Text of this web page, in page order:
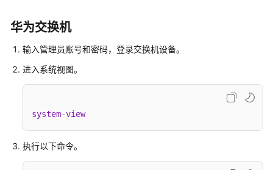
什
么
是
为
云
服
务
华为交换机
输入管理员账号和密码，登录交换机设备。
进入系统视图。
system-view
执行以下命令。